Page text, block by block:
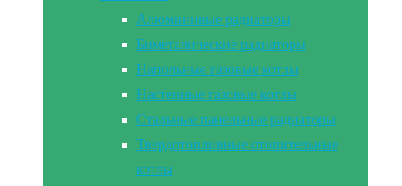
Алюминивые радиаторы
Биметалические радиаторы
Напольные газовые котлы
Настенные газовые котлы
Стальные панельные радиаторы
Твердотопливные отопительные
котлы